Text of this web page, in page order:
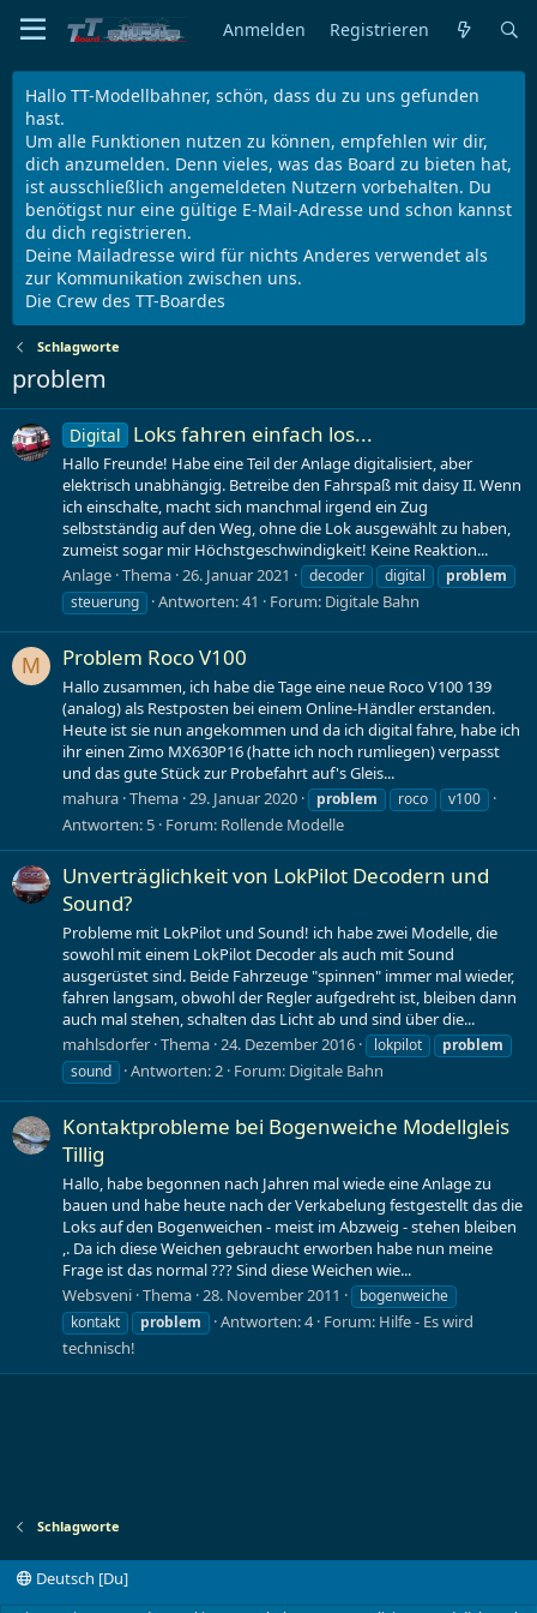
Anmelden Registrieren
Hallo TT-Modellbahner, schön, dass du zu uns gefunden
hast.
Um alle Funktionen nutzen zu können, empfehlen wir dir,
dich anzumelden. Denn vieles, was das Board zu bieten hat,
ist ausschließlich angemeldeten Nutzern vorbehalten. Du
benötigst nur eine gültige E-Mail-Adresse und schon kannst
du dich registrieren.
Deine Mailadresse wird für nichts Anderes verwendet als
zur Kommunikation zwischen uns.
Die Crew des TT-Boardes
Schlagworte
problem
Digital Loks fahren einfach los...
Hallo Freunde! Habe eine Teil der Anlage digitalisiert, aber
elektrisch unabhängig. Betreibe den Fahrspaß mit daisy II. Wenn
ich einschalte, macht sich manchmal irgend ein Zug
selbstständig auf den Weg, ohne die Lok ausgewählt zu haben,
zumeist sogar mir Höchstgeschwindigkeit! Keine Reaktion...
Anlage Thema 26. Januar 2021 decoder digital
problem
steuerung
Antworten: 41 Forum: Digitale Bahn
M Problem Roco V100
Hallo zusammen, ich habe die Tage eine neue Roco V100 139
(analog) als Restposten bei einem Online-Händler erstanden.
Heute ist sie nun angekommen und da ich digital fahre, habe ich
ihr einen Zimo MX630P16 (hatte ich noch rumliegen) verpasst
und das gute Stück zur Probefahrt auf's Gleis...
mahura Thema 29. Januar 2020 problem roco v100
Antworten: 5 Forum: Rollende Modelle
Unverträglichkeit von LokPilot Decodern und
Sound?
Probleme mit LokPilot und Sound! ich habe zwei Modelle, die
sowohl mit einem LokPilot Decoder als auch mit Sound
ausgerüstet sind. Beide Fahrzeuge "spinnen" immer mal wieder,
fahren langsam, obwohl der Regler aufgedreht ist, bleiben dann
auch mal stehen, schalten das Licht ab und sind über die...
mahlsdorfer Thema 24. Dezember 2016 lokpilot
problem
sound
Antworten: 2 Forum: Digitale Bahn
Kontaktprobleme bei Bogenweiche Modellgleis
Tillig
Hallo, habe begonnen nach Jahren mal wiede eine Anlage zu
bauen und habe heute nach der Verkabelung festgestellt das die
Loks auf den Bogenweichen - meist im Abzweig - stehen bleiben
,. Da ich diese Weichen gebraucht erworben habe nun meine
Frage ist das normal ??? Sind diese Weichen wie...
Websveni Thema 28. November 2011
bogenweiche
kontakt
problem Antworten: 4 Forum: Hilfe - Es wird
technisch!
Schlagworte
Deutsch [Du]